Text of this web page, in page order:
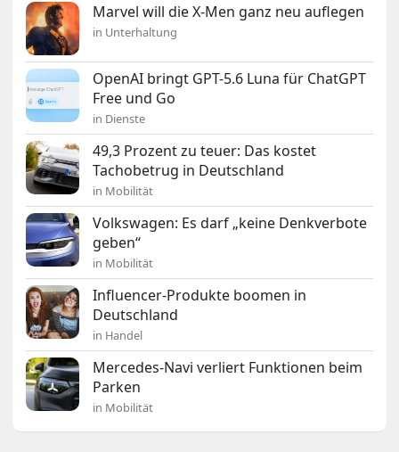
Marvel will die X-Men ganz neu auflegen
in Unterhaltung
OpenAI bringt GPT-5.6 Luna für ChatGPT
Free und Go
in Dienste
49,3 Prozent zu teuer: Das kostet
Tachobetrug in Deutschland
in Mobilität
Volkswagen: Es darf „keine Denkverbote
geben“
in Mobilität
Influencer-Produkte boomen in
Deutschland
in Handel
Mercedes-Navi verliert Funktionen beim
Parken
in Mobilität